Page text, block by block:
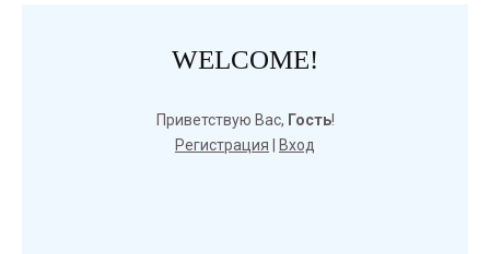
WELCOME!
Приветствую Вас, Гость!
Регистрация
Вход